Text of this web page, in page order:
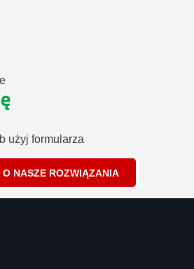
użyj formularza
NASZE ROZWIĄZANIA